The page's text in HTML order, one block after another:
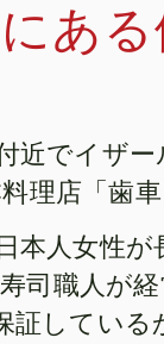
あ
近でイザ
理店「歯
本人女性
司職人が
している